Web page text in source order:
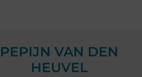
PEPIJN VAN DEN
HEUVEL